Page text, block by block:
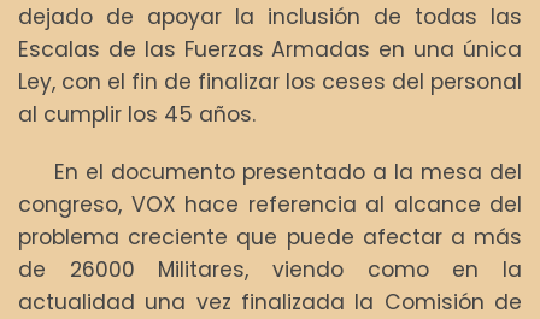
dejado de apoyar la inclusión de todas las
Escalas de las Fuerzas Armadas en una única
Ley, con el fin de finalizar los ceses del personal
al cumplir los 45 años.
En el documento presentado a la mesa del
congreso, VOX hace referencia al alcance del
problema creciente que puede afectar a más
de 26000 Militares, viendo como en la
actualidad una vez finalizada la Comisión de